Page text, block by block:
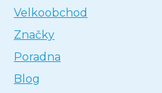
Velkoobchod
Značky
Poradna
Blog